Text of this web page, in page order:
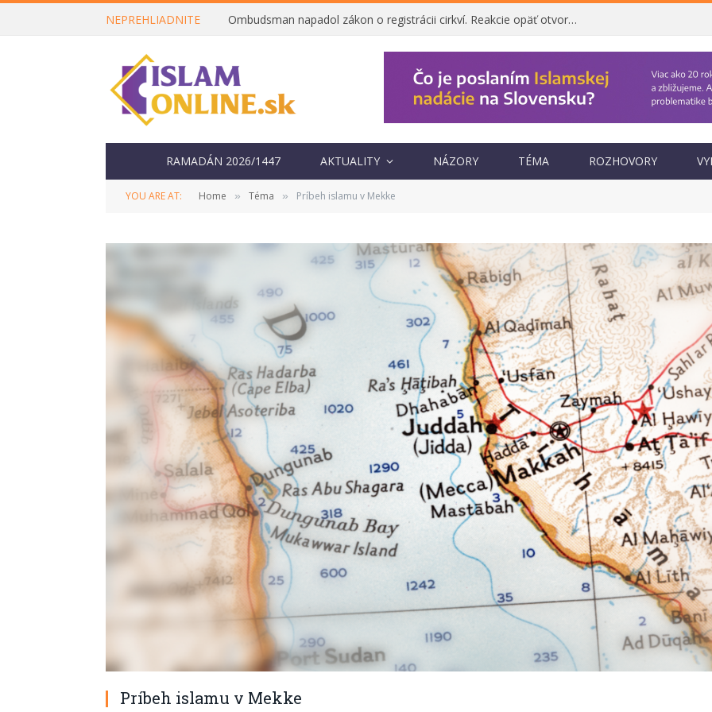
NEPREHLIADNITE Ombudsman napadol zákon o registrácii cirkví. Reakcie opäť otvorili otázku, prečo vznikol
RAMADÁN 2026/1447 AKTUALITY NÁZORY TÉMA ROZHOVORY
YOU ARE AT: Home » Téma » Príbeh islamu v Mekke
Príbeh islamu v Mekke